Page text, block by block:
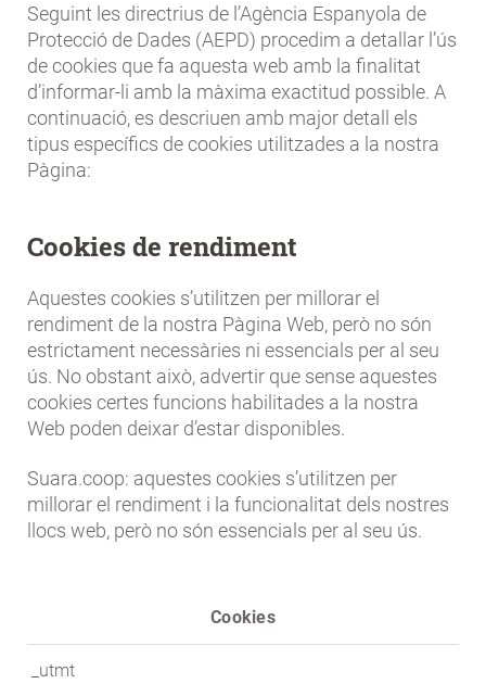
Seguint les directrius de l’Agència Espanyola de
Protecció de Dades (AEPD) procedim a detallar l’ús
de cookies que fa aquesta web amb la finalitat
d’informar-li amb la màxima exactitud possible. A
continuació, es descriuen amb major detall els
tipus específics de cookies utilitzades a la nostra
Pàgina:
Cookies de rendiment
Aquestes cookies s’utilitzen per millorar el
rendiment de la nostra Pàgina Web, però no són
estrictament necessàries ni essencials per al seu
ús. No obstant això, advertir que sense aquestes
cookies certes funcions habilitades a la nostra
Web poden deixar d’estar disponibles.
Suara.coop: aquestes cookies s’utilitzen per
millorar el rendiment i la funcionalitat dels nostres
llocs web, però no són essencials per al seu ús.
Cookies
_utmt